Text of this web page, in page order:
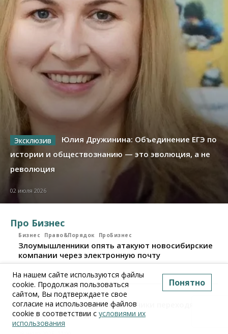
Юлия Дружинина: Объединение ЕГЭ по
истории и обществознанию — это эволюция, а не
революция
02 июля 2026
Про Бизнес
Бизнес Право&Порядок ПроБизнес
Злоумышленники опять атакуют новосибирские
компании через электронную почту
06 августа 2026, 11:00
Бизнес ПроБизнес
Новосибирские грузоперевозчики переходят на
цифровые накладные
На нашем сайте используются файлы
cookie. Продолжая пользоваться
сайтом, Вы подтверждаете свое
согласие на использование файлов
cookie в соответствии с условиями их
использования
Понятно